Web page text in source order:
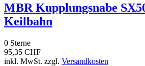
MBR Kupplungsnabe
Keilbahn
0 Sterne
95,35 CHF
inkl. MwSt. zzgl. Versandkosten